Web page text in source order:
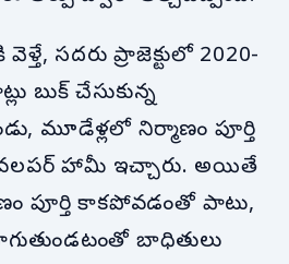
సదరు ప్రాజెక్టులో 2020-
బుక్ చేసుకున్న
మూడేళ్లలో నిర్మాణం పూర్తి
హామీ ఇచ్చారు. అయితే
పూర్తి కాకపోవడంతో పాటు,
బాధితులు